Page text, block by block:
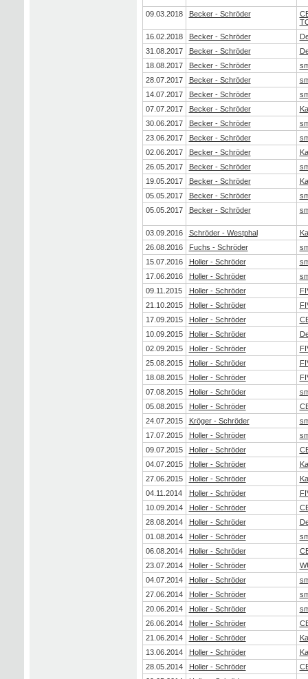
09.03.2018 Becker - Schröder
16.02.2018
Becker - Schröder
31.08.2017
Becker - Schröder
18.08.2017
Becker - Schröder
28.07.2017
Becker - Schröder
14.07.2017
Becker - Schröder
07.07.2017
Becker - Schröder
30.06.2017
Becker - Schröder
23.06.2017
Becker - Schröder
02.06.2017
Becker - Schröder
26.05.2017
Becker - Schröder
19.05.2017
Becker - Schröder
05.05.2017
Becker - Schröder
05.05.2017
Becker - Schröder
03.09.2016 Schröder - Westphal
26.08.2016
Fuchs - Schröder
15.07.2016
Holler - Schröder
17.06.2016
Holler - Schröder
09.11.2015
Holler - Schröder
21.10.2015
Holler - Schröder
17.09.2015
Holler - Schröder
10.09.2015
Holler - Schröder
02.09.2015
Holler - Schröder
25.08.2015
Holler - Schröder
18.08.2015
Holler - Schröder
07.08.2015
Holler - Schröder
05.08.2015
Holler - Schröder
24.07.2015
Kröger - Schröder
17.07.2015
Holler - Schröder
09.07.2015
Holler - Schröder
04.07.2015
Holler - Schröder
27.06.2015
Holler - Schröder
04.11.2014
Holler - Schröder
10.09.2014
Holler - Schröder
28.08.2014
Holler - Schröder
01.08.2014
Holler - Schröder
06.08.2014
Holler - Schröder
23.07.2014
Holler - Schröder
04.07.2014
Holler - Schröder
27.06.2014
Holler - Schröder
20.06.2014
Holler - Schröder
26.06.2014
Holler - Schröder
21.06.2014
Holler - Schröder
13.06.2014
Holler - Schröder
28.05.2014
Holler - Schröder